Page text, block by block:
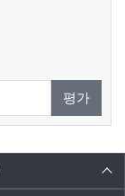
평가